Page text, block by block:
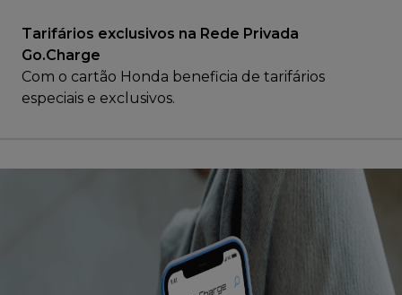
Tarifários exclusivos na Rede Privada
Go.Charge
Com o cartão Honda beneficia de tarifários
especiais e exclusivos.